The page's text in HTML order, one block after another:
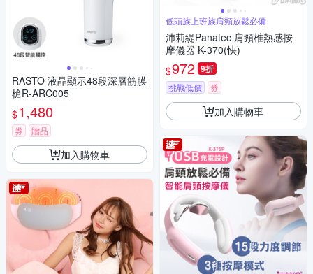
RASTO 液晶顯示48段深層筋膜
槍R-ARC005
$1,480
券 贈品
加入購物車
低頭族上班族肩頸放鬆必備
沛莉緹Panatec 肩頸椎熱感按
摩儀器 K-370(快)
$972 9折
挑戰低價 券
加入購物車